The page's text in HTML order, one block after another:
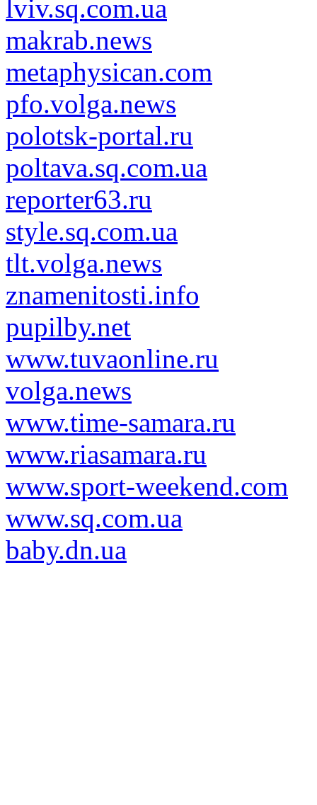
lviv.sq.com.ua
makrab.news
metaphysican.com
pfo.volga.news
polotsk-portal.ru
poltava.sq.com.ua
reporter63.ru
style.sq.com.ua
tlt.volga.news
znamenitosti.info
pupilby.net
www.tuvaonline.ru
volga.news
www.time-samara.ru
www.riasamara.ru
www.sport-weekend.com
www.sq.com.ua
baby.dn.ua